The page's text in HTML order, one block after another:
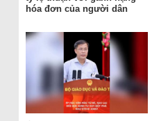
hóa đơn của người dân